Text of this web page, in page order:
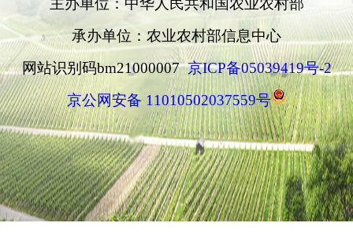
承办单位：农业农村部信息中心
网站识别码bm21000007京ICP备05039419号-2
京公网安备 11010502037559号